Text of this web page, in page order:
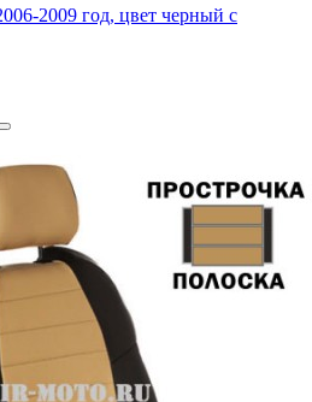
2009 год, цвет черный с